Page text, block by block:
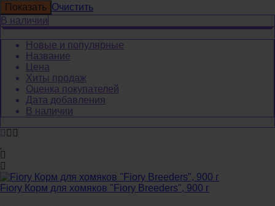
Очистить
В наличии
Новые и популярные
Название
Цена
Хиты продаж
Оценка покупателей
Дата добавления
В наличии
Fiory Корм для хомяков "Fiory Breeders", 900 г